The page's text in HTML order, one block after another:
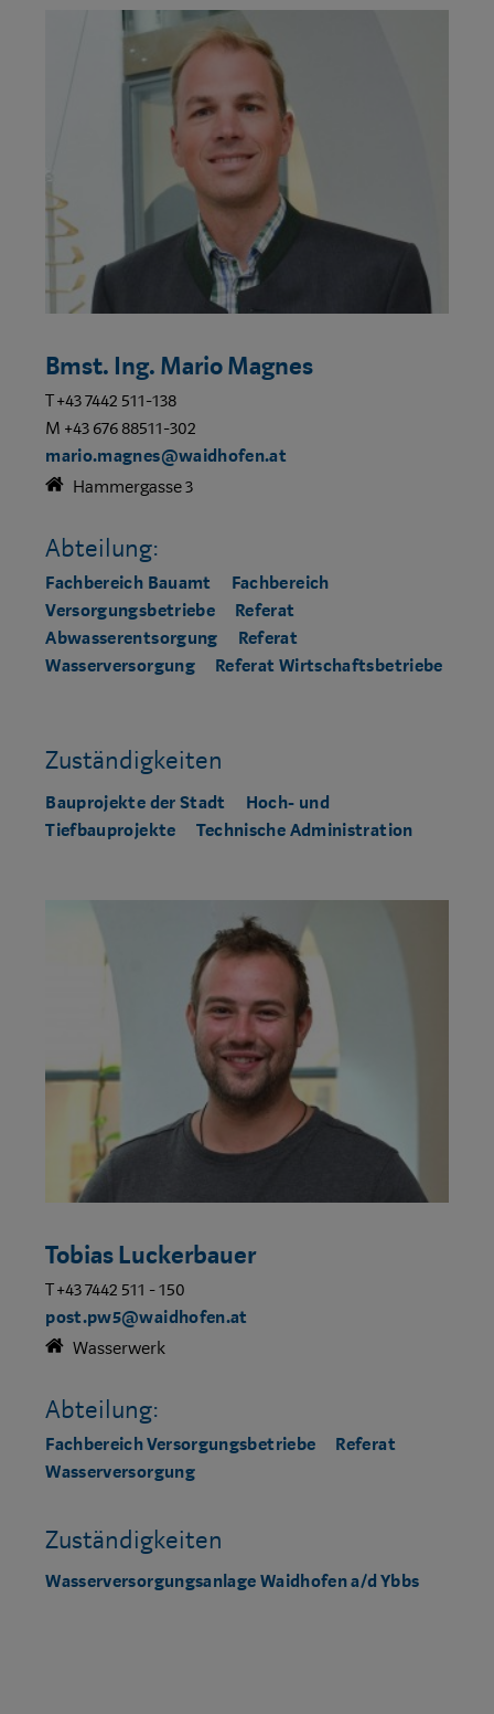
Bmst. Ing. Mario Magnes
T +43 7442 511-138
M +43 676 88511-302
mario.magnes@waidhofen.at
Hammergasse 3
Abteilung:
Fachbereich Bauamt
Fachbereich
Versorgungsbetriebe
Referat
Abwasserentsorgung
Referat
Wasserversorgung
Referat Wirtschaftsbetriebe
Zuständigkeiten
Bauprojekte der Stadt
Hoch- und
Tiefbauprojekte
Technische Administration
Tobias Luckerbauer
T +43 7442 511 - 150
post.pw5@waidhofen.at
Wasserwerk
Abteilung:
Fachbereich Versorgungsbetriebe
Referat
Wasserversorgung
Zuständigkeiten
Wasserversorgungsanlage Waidhofen a/d Ybbs